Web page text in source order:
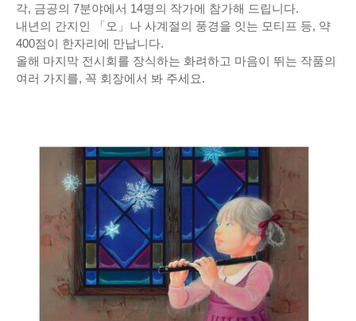
각, 금공의 7분야에서 14명의 작가에 참가해 드립니다.
내년의 간지인 「오」나 사계절의 풍경을 잇는 모티프 등, 약
400점이 한자리에 만납니다.
올해 마지막 전시회를 장식하는 화려하고 마음이 뛰는 작품의
여러 가지를, 꼭 회장에서 봐 주세요.